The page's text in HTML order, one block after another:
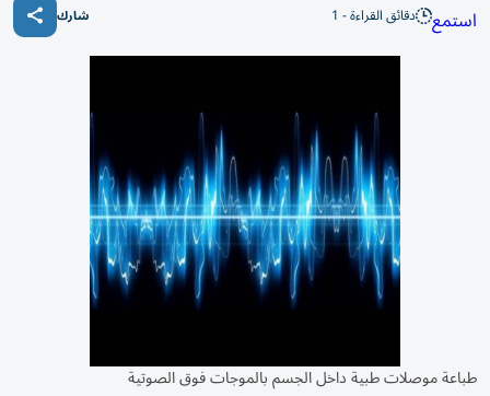
استمع دقائق القراءة - 1 شارك
طباعة موصلات طبية داخل الجسم بالموجات فوق الصوتية